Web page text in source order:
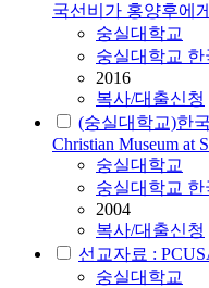
국선비가 홍양후에
숭실대학교
숭실대학교
2016
복사/대출신청
(숭실대학교)한
Christian Museum at
숭실대학교
숭실대학교
2004
복사/대출신청
선교자료 :
숭실대학교